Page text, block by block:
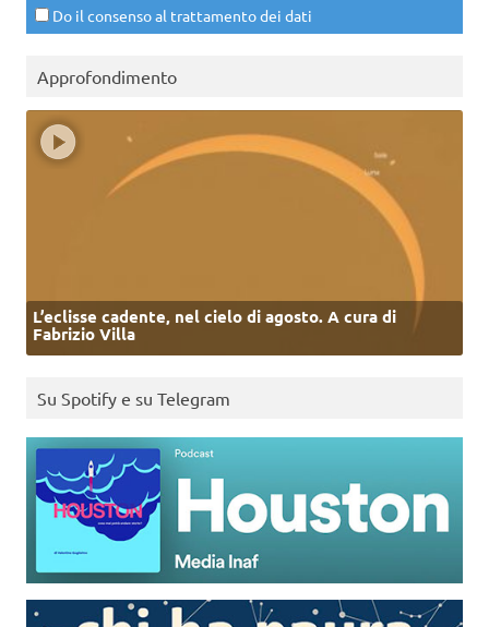
Do il consenso al trattamento dei dati
Approfondimento
L’eclisse cadente, nel cielo di agosto. A cura di
Fabrizio Villa
Su Spotify e su Telegram